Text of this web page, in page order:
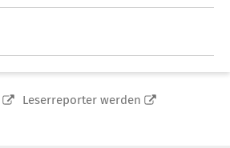
Leserreporter werden